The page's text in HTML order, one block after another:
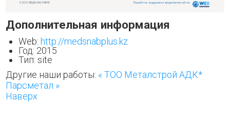
Дополнительная информация
Web: http://medsnabplus.kz
Год: 2015
Тип: site
Другие наши работы: « ТОО Металстрой АДК*
Парсметал »
Наверх